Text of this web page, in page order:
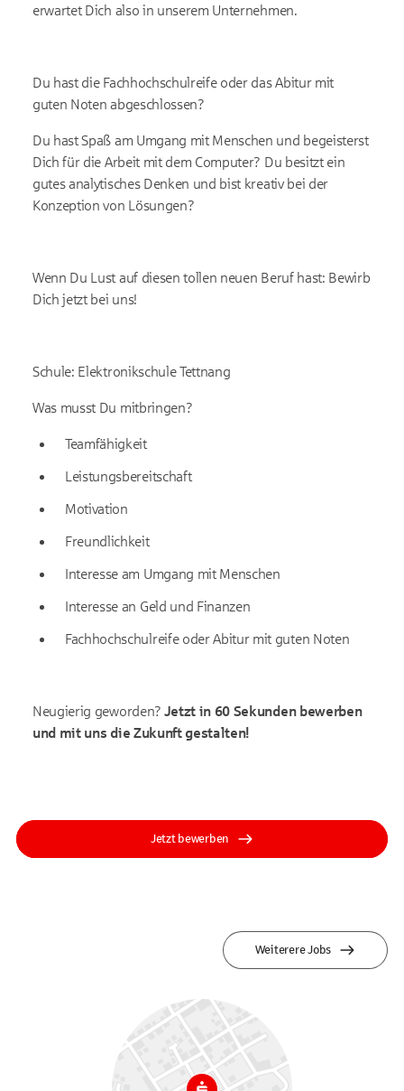
erwartet Dich also in unserem Unternehmen.
Du hast die Fachhochschulreife oder das Abitur mit
guten Noten abgeschlossen?
Du hast Spaß am Umgang mit Menschen und begeisterst
Dich für die Arbeit mit dem Computer? Du besitzt ein
gutes analytisches Denken und bist kreativ bei der
Konzeption von Lösungen?
Wenn Du Lust auf diesen tollen neuen Beruf hast: Bewirb
Dich jetzt bei uns!
Schule: Elektronikschule Tettnang
Was musst Du mitbringen?
Teamfähigkeit
Leistungsbereitschaft
Motivation
Freundlichkeit
Interesse am Umgang mit Menschen
Interesse an Geld und Finanzen
Fachhochschulreife oder Abitur mit guten Noten
Neugierig geworden? Jetzt in 60 Sekunden bewerben
und mit uns die Zukunft gestalten!
Jetzt bewerben
Weiterere Jobs